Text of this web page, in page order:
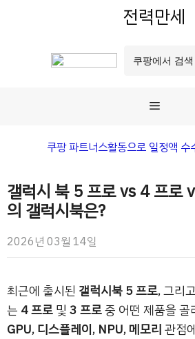
전력만세
메
뉴
쿠팡 파트너스활동으로 일정액 수
갤럭시 북 5 프로 vs 4 프로
의 갤럭시북은?
2026년 03월 14일
최근에 출시된 갤럭시북 5 프로, 그리
는 4 프로및3 프로중 어떤 제품을 골
GPU,디스플레이, NPU,메모리관점